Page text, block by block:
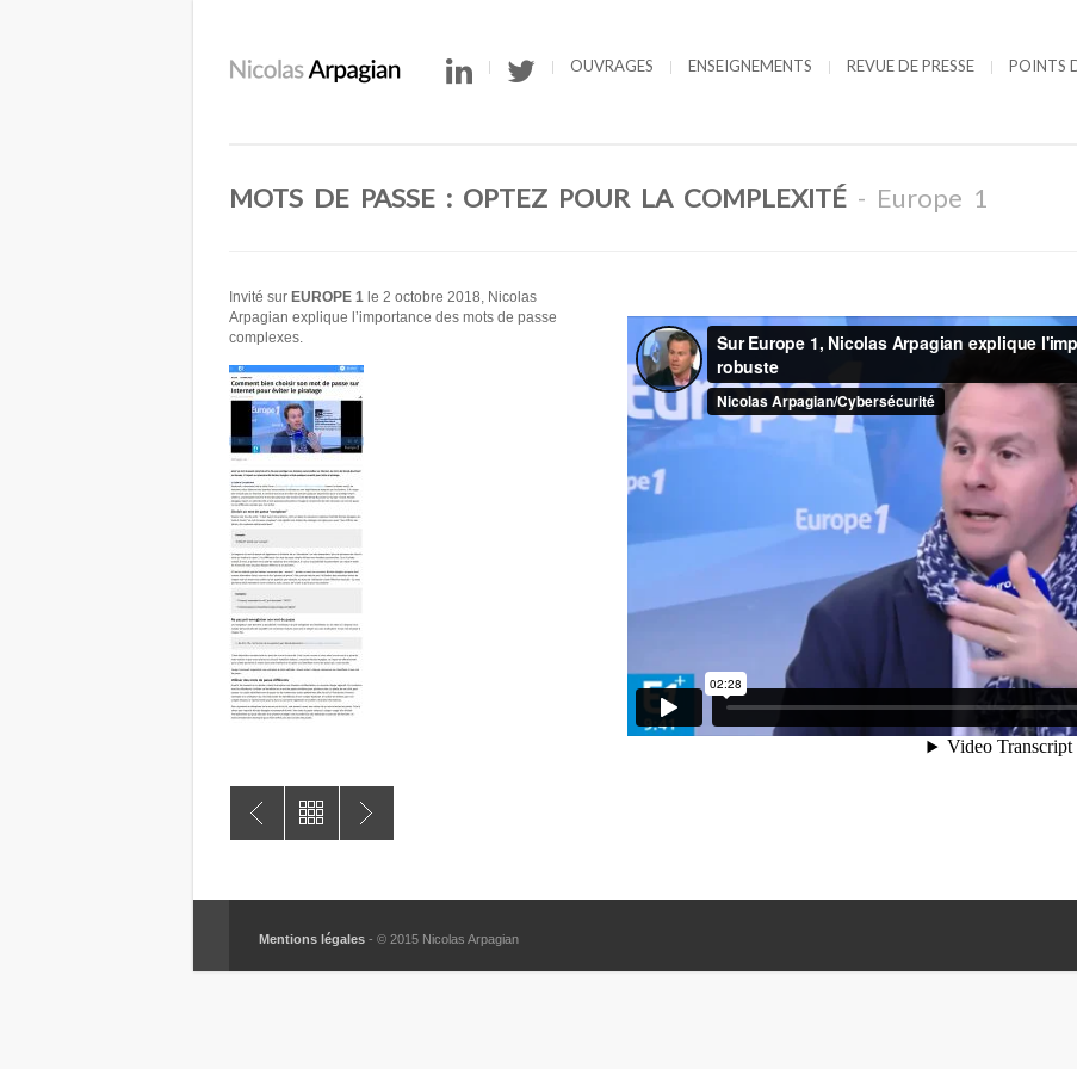
OUVRAGES ENSEIGNEMENTS REVUE DE PRESSE POINTS
MOTS DE PASSE : OPTEZ POUR LA COMPLEXITÉ - Europe 1
Invité sur EUROPE 1 le 2 octobre 2018, Nicolas
Arpagian explique l’importance des mots de passe
complexes.
Mentions légales - © 2015 Nicolas Arpagian